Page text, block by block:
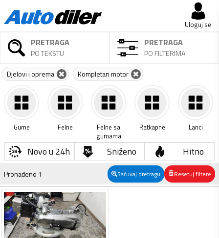
Uloguj se
PRETRAGA
PO TEKSTU
PRETRAGA
PO FILTERIMA
Djelovi i oprema Kompletan motor
Gume Felne
Felne sa
gumama
Ratkapne Lanci
Novo u 24h Sniženo Hitno
Pronađeno 1 Sačuvaj pretragu Resetuj filtere